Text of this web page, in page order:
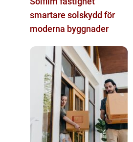
smartare solskydd för
moderna byggnader